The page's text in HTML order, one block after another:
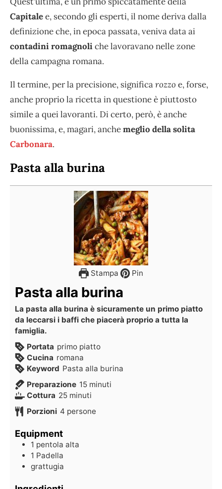
Capitalee, secondo gli esperti, il nome deriva dalla
definizione che, in epoca passata, veniva data ai
contadini romagnoliche lavoravano nelle zone
della campagna romana.
Il termine, per la precisione, significarozzo e, forse,
anche proprio la ricetta in questione è piuttosto
simile a quei lavoranti. Di certo, però, è anche
buonissima, e, magari, anchemeglio della solita
Carbonara.
Pasta alla burina
Stampa Pin
Pasta alla burina
La pasta alla burina è sicuramente un primo piatto
da leccarsi i baffi che piacerà proprio a tutta la
famiglia.
Portata primo piatto
Cucina romana
Keyword Pasta alla burina
Preparazione 15 minuti
Cottura 25 minuti
Porzioni 4 persone
Equipment
1 pentola alta
1 Padella
grattugia